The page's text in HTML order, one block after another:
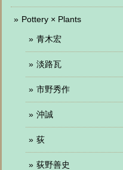
Pottery × Plants
青木宏
淡路瓦
市野秀作
沖誠
荻
荻野善史